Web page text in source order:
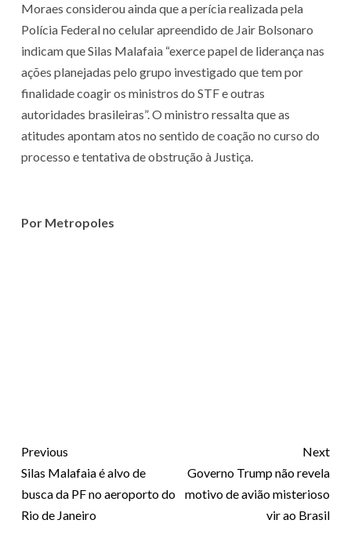
Moraes considerou ainda que a perícia realizada pela
Polícia Federal no celular apreendido de Jair Bolsonaro
indicam que Silas Malafaia “exerce papel de liderança nas
ações planejadas pelo grupo investigado que tem por
finalidade coagir os ministros do STF e outras
autoridades brasileiras”. O ministro ressalta que as
atitudes apontam atos no sentido de coação no curso do
processo e tentativa de obstrução à Justiça.
Por Metropoles
Previous
Silas Malafaia é alvo de
busca da PF no aeroporto do
Rio de Janeiro
Next
Governo Trump não revela
motivo de avião misterioso
vir ao Brasil